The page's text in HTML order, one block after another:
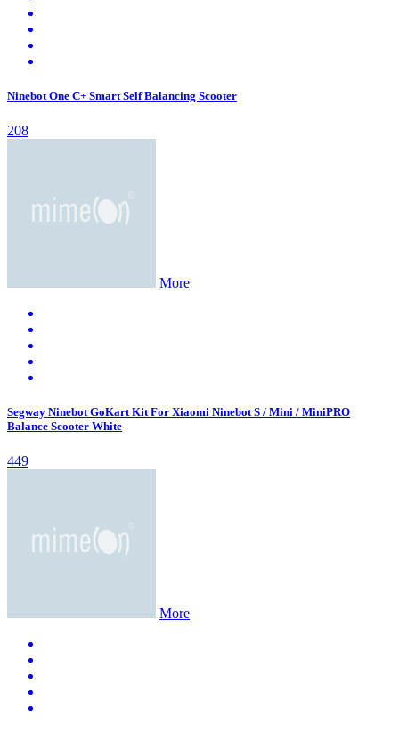
Ninebot One C+ Smart Self Balancing Scooter
208
More
Segway Ninebot GoKart Kit For Xiaomi Ninebot S / Mini / MiniPRO
Balance Scooter White
449
More